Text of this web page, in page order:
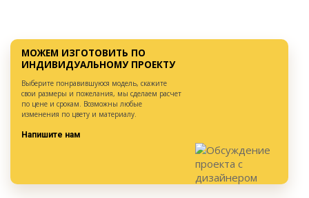
МОЖЕМ ИЗГОТОВИТЬ ПО
ИНДИВИДУАЛЬНОМУ ПРОЕКТУ
Выберите понравившуюся модель, скажите
свои размеры и пожелания, мы сделаем расчет
по цене и срокам. Возможны любые
изменения по цвету и материалу.
Напишите нам